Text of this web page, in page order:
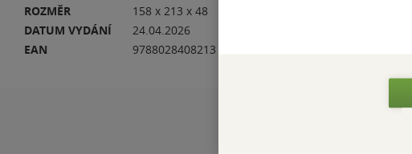
ROZMĚR
158 x 213 x 48
DATUM VYDÁNÍ
24.04.2026
EAN
9788028408213